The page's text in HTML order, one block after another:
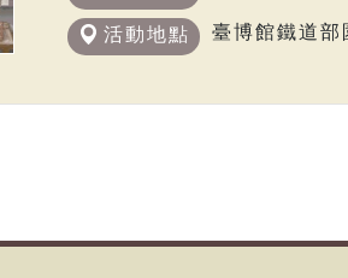
活動地點 臺博館鐵道部